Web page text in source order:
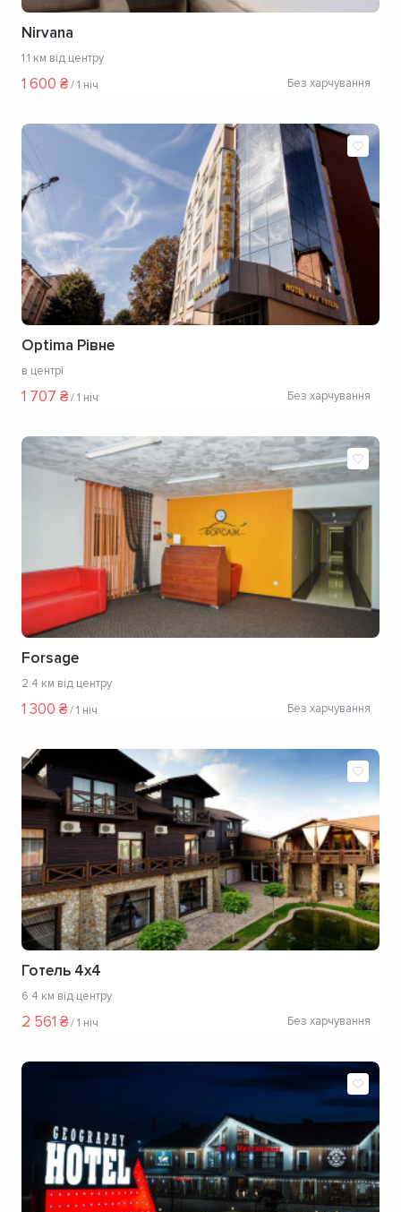
Nirvana
1.1 км від центру
1 600 ₴/1 ніч Без харчування
Optima Рівне
в центрі
1 707 ₴/1 ніч Без харчування
Forsage
2.4 км від центру
1 300 ₴/1 ніч Без харчування
Готель 4x4
6.4 км від центру
2 561 ₴/1 ніч Без харчування